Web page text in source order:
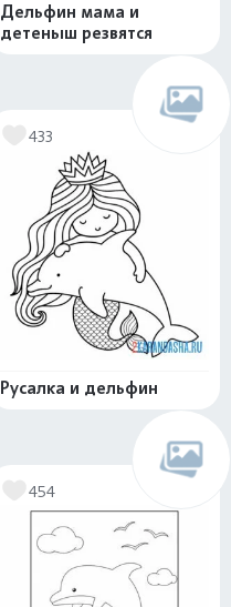
Дельфин мама и
детеныш резвятся
433
Русалка и дельфин
454